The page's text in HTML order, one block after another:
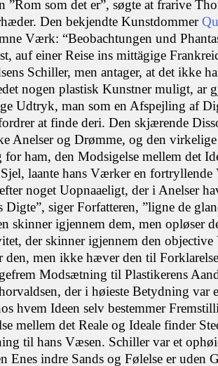
”Rom som det er”, søgte at frarive
Den bekjendte Kunstdommer
Værk: “Beobachtungen und
auf einer Reise ins mittägige
Schiller, men antager, at det ikke
nogen plastisk Kunstner muligt, ar
Udtryk, man som en Afspejling af
at finde deri. Den skjærende
Anelser og Drømme, og den virkelige
ham, den Modsigelse mellem det
laante hans Værker en
noget Uopnaaeligt, der i Anelser
Digte”, siger Forfatteren, ”ligne de
skinner igjennem dem, men opløser
der skinner igjennem den objective
den, men ikke hæver den til
Modsætning til Plastikerens
der i høieste Betydning var
hvem Ideen selv bestemmer
mellem det Reale og Ideale finder
til hans Væsen. Schiller var et
Enes indre Sands og Følelse er uden